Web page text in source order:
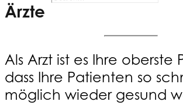
Ärzte
Als Arzt ist es Ihre oberste
dass Ihre Patienten so
möglich wieder gesund